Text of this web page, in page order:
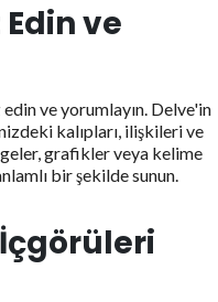
ve
edin ve yorumlayın. Delve'in
kalıpları, ilişkileri ve
grafikler veya kelime
bir şekilde sunun.